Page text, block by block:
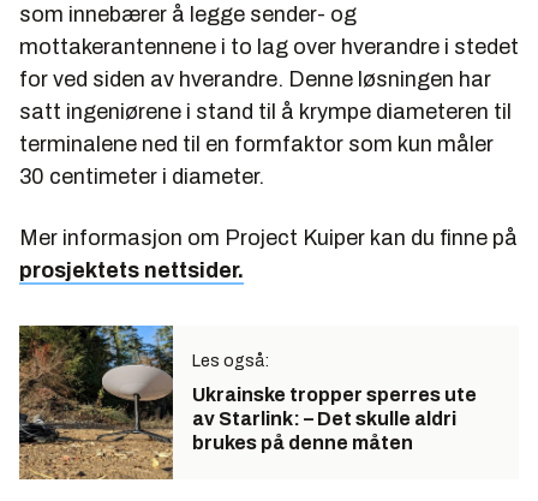
som innebærer å legge sender- og
mottakerantennene i to lag over hverandre i stedet
for ved siden av hverandre. Denne løsningen har
satt ingeniørene i stand til å krympe diameteren til
terminalene ned til en formfaktor som kun måler
30 centimeter i diameter.
Mer informasjon om Project Kuiper kan du finne på
prosjektets nettsider.
Les også:
Ukrainske tropper sperres ute
av Starlink: – Det skulle aldri
brukes på denne måten